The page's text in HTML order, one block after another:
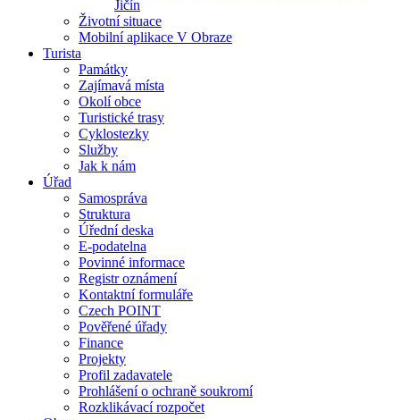
Jičín
Životní situace
Mobilní aplikace V Obraze
Turista
Památky
Zajímavá místa
Okolí obce
Turistické trasy
Cyklostezky
Služby
Jak k nám
Úřad
Samospráva
Struktura
Úřední deska
E-podatelna
Povinné informace
Registr oznámení
Kontaktní formuláře
Czech POINT
Pověřené úřady
Finance
Projekty
Profil zadavatele
Prohlášení o ochraně soukromí
Rozklikávací rozpočet